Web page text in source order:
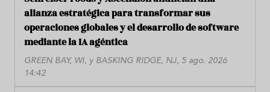
alianza estratégica para transformar sus
operaciones globales y el desarrollo de software
mediante la IA agéntica
GREEN BAY, WI, y BASKING RIDGE, NJ, 5 ago. 2026
14:42